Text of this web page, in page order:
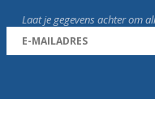
Laat je gegevens achter om